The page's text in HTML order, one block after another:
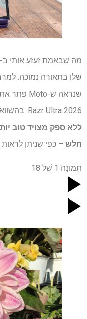
שלו בתאורה נמוכה.
Razr Ultra 2026. בהשוואה לשאר ה-Razrs החדשים,
ללא ספק מצויד טוב
חלש– כפי שניתן לראות
תְמוּנָה1 שֶׁל18